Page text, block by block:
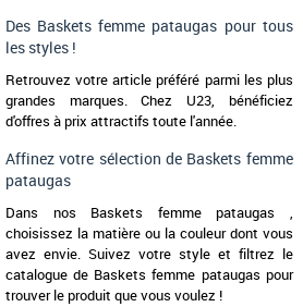
Des Baskets femme pataugas pour tous
les styles !
Retrouvez votre article préféré parmi les plus
grandes marques. Chez U23, bénéficiez
d'offres à prix attractifs toute l'année.
Affinez votre sélection de Baskets femme
pataugas
Dans nos Baskets femme pataugas ,
choisissez la matière ou la couleur dont vous
avez envie. Suivez votre style et filtrez le
catalogue de Baskets femme pataugas pour
trouver le produit que vous voulez !